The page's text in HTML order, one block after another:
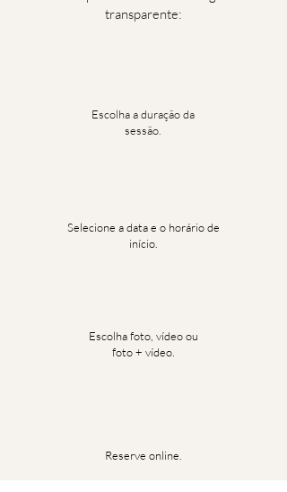
transparente:
Escolha a duração da
sessão.
Selecione a data e o horário de
início.
Escolha foto, vídeo ou
foto + vídeo.
Reserve online.